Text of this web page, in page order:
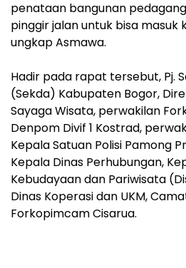
penataan bangunan
pinggir jalan untuk bisa masuk
ungkap Asmawa.
Hadir pada rapat tersebut, Pj.
(Sekda) Kabupaten Bogor,
Sayaga Wisata, perwakilan
Denpom Divif 1 Kostrad,
Kepala Satuan Polisi Pamong
Kepala Dinas Perhubungan,
Kebudayaan dan Pariwisata
Dinas Koperasi dan UKM,
Forkopimcam Cisarua.